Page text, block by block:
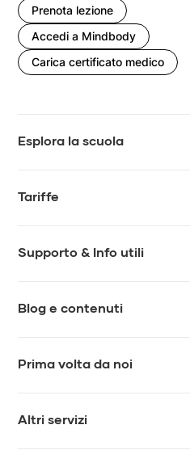
Prenota lezione
Accedi a Mindbody
Carica certificato medico
Esplora la scuola
Eventi e workshop
Tariffe
Tesseramento
Supporto & Info utili
Blog e contenuti
Newsletter
Prima volta da noi
Lezioni di prova
Altri servizi